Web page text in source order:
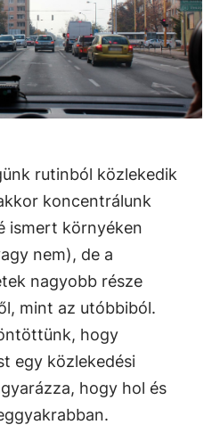
rutinból közlekedik
koncentrálunk
ismert környéken
nem), de a
nagyobb része
mint az utóbbiból.
hogy
egy közlekedési
hogy hol és